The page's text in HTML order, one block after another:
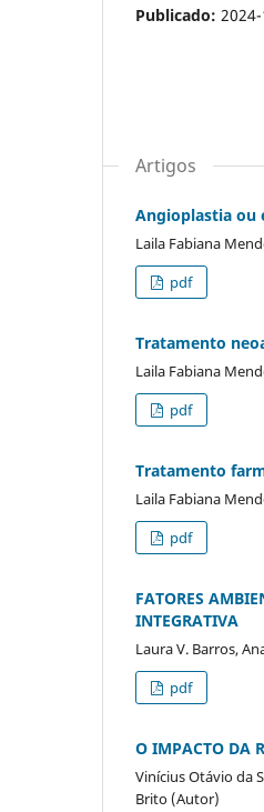
Publicado:
Artigos
Angioplastia ou
Laila Fabiana
pdf
Tratamento
Laila Fabiana
pdf
Tratamento
Laila Fabiana
pdf
FATORES
INTEGRATIVA
Laura V. Barros,
pdf
O IMPACTO DA
Vinícius Otávio da
Brito (Autor)